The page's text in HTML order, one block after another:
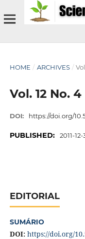
HOME / ARCHIVES /
Vol. 12 No. 4
DOI: https://doi.org/
PUBLISHED: 2011-12-
EDITORIAL
SUMÁRIO
DOI: https://doi.org/